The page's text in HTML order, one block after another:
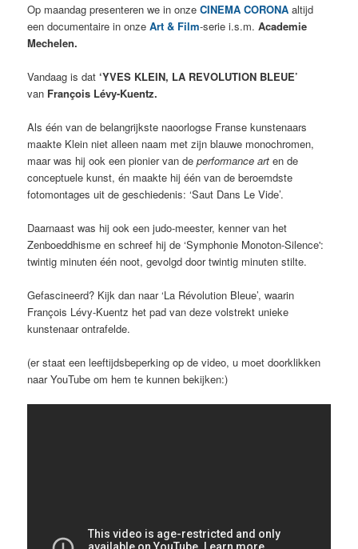
Op maandag presenteren we in onzeCINEMA CORONA altijd
een documentaire in onzeArt & Film-serie i.s.m.Academie
Mechelen.
Vandaag is dat‘YVES KLEIN, LA REVOLUTION BLEUE’
van François Lévy-Kuentz.
Als één van de belangrijkste naoorlogse Franse kunstenaars
maakte Klein niet alleen naam met zijn blauwe monochromen,
maar was hij ook een pionier van deperformance art en de
conceptuele kunst, én maakte hij één van de beroemdste
fotomontages uit de geschiedenis: ‘Saut Dans Le Vide’.
Daarnaast was hij ook een judo-meester, kenner van het
Zenboeddhisme en schreef hij de ‘Symphonie Monoton-Silence':
twintig minuten één noot, gevolgd door twintig minuten stilte.
Gefascineerd? Kijk dan naar ‘La Révolution Bleue’, waarin
François Lévy-Kuentz het pad van deze volstrekt unieke
kunstenaar ontrafelde.
(er staat een leeftijdsbeperking op de video, u moet doorklikken
naar YouTube om hem te kunnen bekijken:)